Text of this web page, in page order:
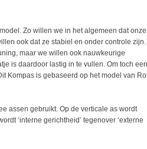
Zo willen we in het algemeen dat onze
ook dat ze stabiel en onder controle zijn.
maar we willen ook nauwkeurige
is daardoor lastig in te vullen. Om toch een
Kompas is gebaseerd op het model van
assen gebruikt. Op de verticale as wordt
‘interne gerichtheid’ tegenover ‘externe